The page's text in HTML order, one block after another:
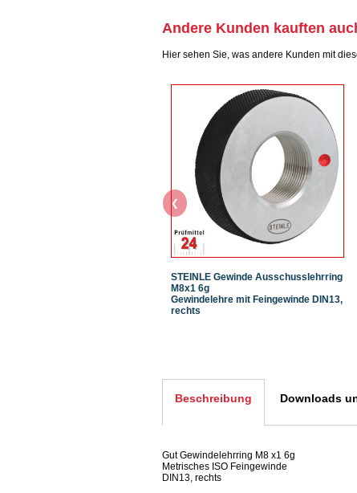
Andere Kunden kauften
Hier sehen Sie, was andere Kunden mit
STEINLE Gewinde Ausschusslehrring
M8x1 6g
Gewindelehre mit Feingewinde DIN13,
rechts
❮
Beschreibung Downloads
Gut Gewindelehrring M8 x1 6g
Metrisches ISO Feingewinde
DIN13, rechts